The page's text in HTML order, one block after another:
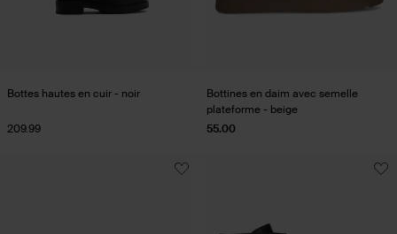
Bottes hautes en cuir - noir
209.99
Bottines en daim avec semelle
plateforme - beige
55.00